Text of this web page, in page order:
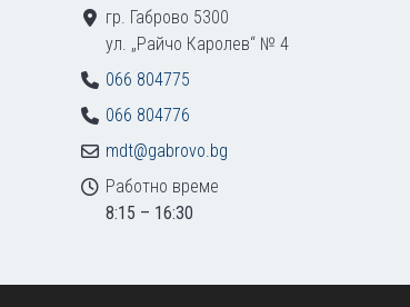
гр. Габрово 5300
ул. „Райчо Каролев“ № 4
066 804775
066 804776
mdt@gabrovo.bg
Работно време
8:15 – 16:30